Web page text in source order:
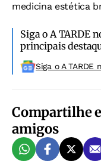
medicina estética
Siga o A TARDE
principais
Siga o A TARDE
Compartilhe
amigos